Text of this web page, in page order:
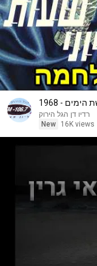
- 1968
רדיו דן הגל הירוק
New
16K views